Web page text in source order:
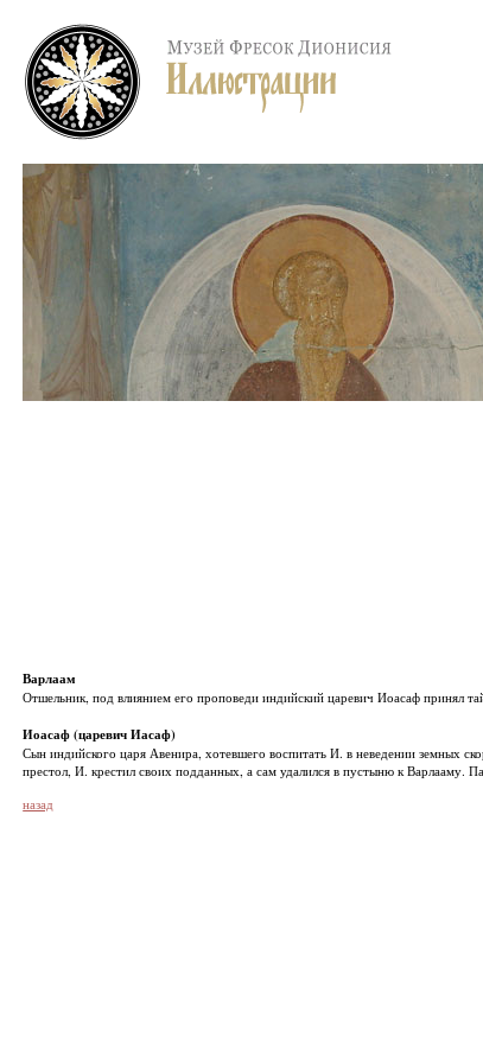
Варлаам
Отшельник, под влиянием его проповеди индийский царевич Иоасаф принял
Иоасаф (царевич Иасаф)
Сын индийского царя Авенира, хотевшего воспитать И. в неведении земных
престол, И. крестил своих подданных, а сам удалился в пустыню к Варлааму.
назад